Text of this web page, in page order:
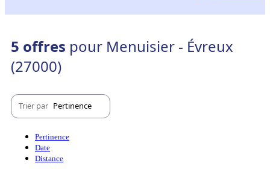
5 offres pour Menuisier - Évreux
(27000)
Trier par Pertinence
Pertinence
Date
Distance